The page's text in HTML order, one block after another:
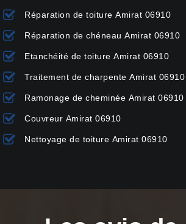
Réparation de toiture Amirat 06910
Réparation de chéneau Amirat 06910
Etanchéité de toiture Amirat 06910
Traitement de charpente Amirat 06910
Ramonage de cheminée Amirat 06910
Couvreur Amirat 06910
Nettoyage de toiture Amirat 06910